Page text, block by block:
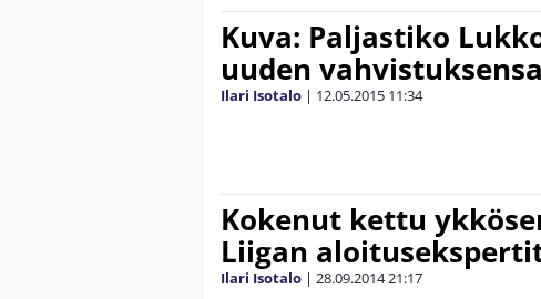
Kuva: Paljastiko
uuden
Ilari Isotalo | 12.05.2015 11:34
Kokenut kettu
Liigan
Ilari Isotalo | 28.09.201421:17